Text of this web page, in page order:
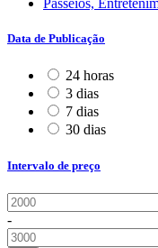
Passeios,
Data de Publicação
24 horas
3 dias
7 dias
30 dias
Intervalo de preço
-